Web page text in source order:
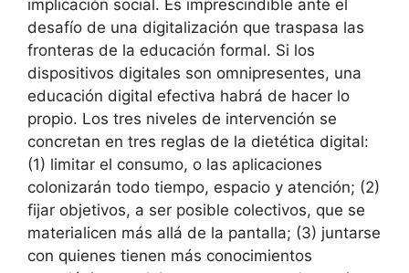
implicación social. Es imprescindible ante el
desafío de una digitalización que traspasa las
fronteras de la educación formal. Si los
dispositivos digitales son omnipresentes, una
educación digital efectiva habrá de hacer lo
propio. Los tres niveles de intervención se
concretan en tres reglas de la dietética digital:
(1) limitar el consumo, o las aplicaciones
colonizarán todo tiempo, espacio y atención; (2)
fijar objetivos, a ser posible colectivos, que se
materialicen más allá de la pantalla; (3) juntarse
con quienes tienen más conocimientos